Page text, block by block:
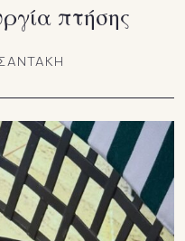
πτήσης